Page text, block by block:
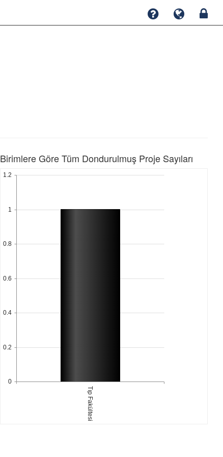
Birimlere Göre Tüm Dondurulmuş Proje Sayıları
Tıp Fakültesi
0
0.2
0.4
0.6
0.8
1
1.2